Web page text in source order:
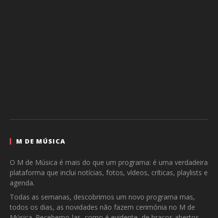
M DE MÚSICA
O M de Música é mais do que um programa: é uma verdadeira
plataforma que inclui notícias, fotos, vídeos, críticas, playlists e
agenda.
Todas as semanas, descobrimos um novo programa mas,
todos os dias, as novidades não fazem cerimónia no M de